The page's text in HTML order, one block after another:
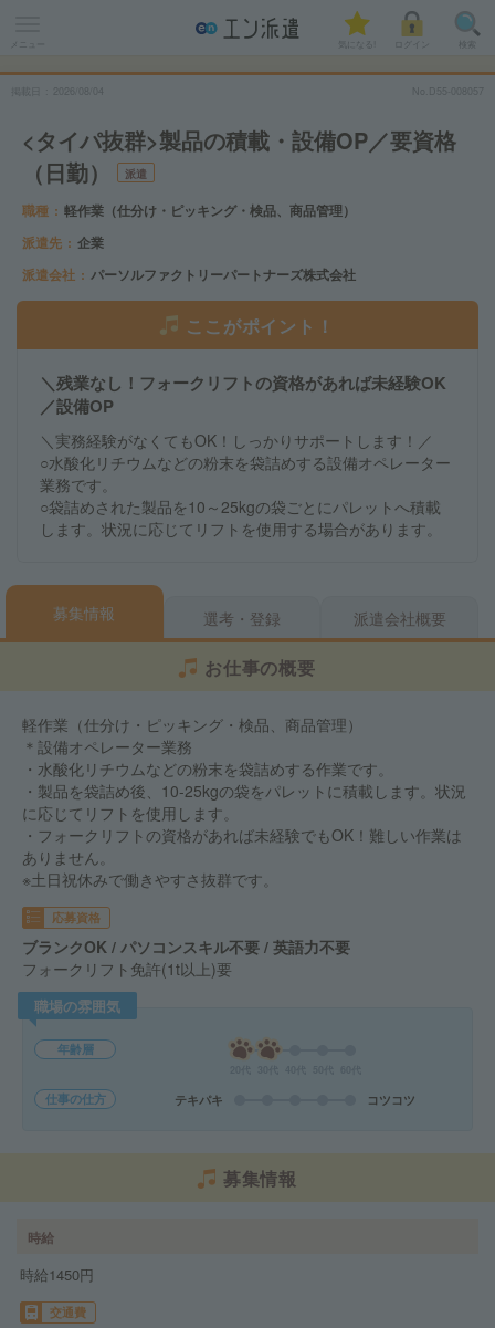
メニュー 気になる! 検索
04 No.D55-008057
<タイパ抜群>製品の積載・設備OP／要資格
（日勤）
派遣
職種
軽作業（仕分け・ピッキング・検品、商品管理）
派遣先
企業
派遣会社
パーソルファクトリーパートナーズ株式会社
ここがポイント！
＼残業なし！フォークリフトの資格があれば未経験OK
／設備OP
＼実務経験がなくてもOK！しっかりサポートします！／
○水酸化リチウムなどの粉末を袋詰めする設備オペレーター
業務です。
○袋詰めされた製品を10～25kgの袋ごとにパレットへ積載
します。状況に応じてリフトを使用する場合があります。
募集情報 選考・登録 派遣会社概要
お仕事の概要
軽作業（仕分け・ピッキング・検品、商品管理）
＊設備オペレーター業務
・水酸化リチウムなどの粉末を袋詰めする作業です。
・製品を袋詰め後、10-25kgの袋をパレットに積載します。状況
に応じてリフトを使用します。
・フォークリフトの資格があれば未経験でもOK！難しい作業は
ありません。
※土日祝休みで働きやすさ抜群です。
応募資格
ブランクOK / パソコンスキル不要 / 英語力不要
フォークリフト免許(1t以上)要
職場の雰囲気
年齢層
仕事の仕方 テキパキ コツコツ
募集情報
時給
時給1450円
交通費